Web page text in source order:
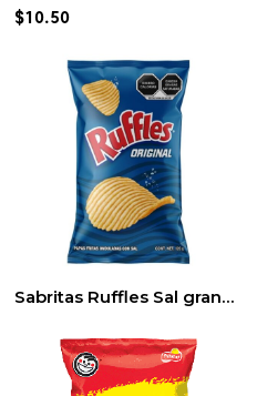
$10.50
Sabritas Ruffles Sal grande